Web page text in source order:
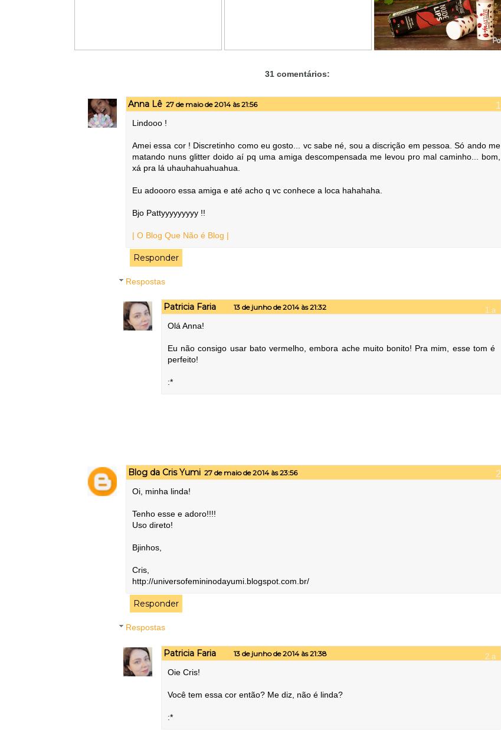
31 comentários:
Anna Lê 27 de maio de 2014 às 21:56
Lindooo !
Amei essa cor ! Discretinho como eu gosto... vc sabe né, sou a discrição em pessoa. Só ando me
matando nuns glitter doido aí pq uma amiga descompensada me levou pro mal caminho... bom,
xá pra lá uhauhahuahuahua.
Eu adoooro essa amiga e até acho q vc conhece a loca hahahaha.
Bjo Pattyyyyyyyyy !!
| O Blog Que Não é Blog |
Responder
Respostas
Patricia Faria 13 de junho de 2014 às 21:32
Olá Anna!
Eu não consigo usar bato vermelho, embora ache muito bonito! Pra mim, esse tom é
perfeito!
:*
Blog da Cris Yumi 27 de maio de 2014 às 23:56
Oi, minha linda!
Tenho esse e adoro!!!!
Uso direto!
Bjinhos,
Cris,
http://universofemininodayumi.blogspot.com.br/
Responder
Respostas
Patricia Faria 13 de junho de 2014 às 21:38
Oie Cris!
Você tem essa cor então? Me diz, não é linda?
:*